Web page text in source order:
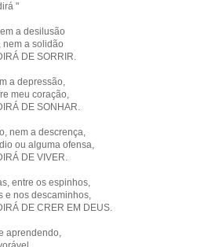
"
a desilusão
nem a solidão
DE SORRIR.
a depressão,
meu coração,
DE SONHAR.
nem a descrença,
ou alguma ofensa,
DE VIVER.
entre os espinhos,
e nos descaminhos,
DE CRER EM DEUS.
aprendendo,